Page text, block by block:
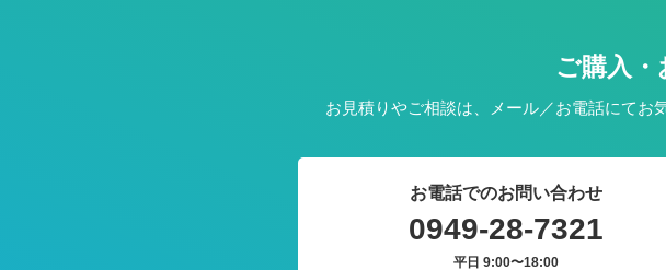
ご購入
お見積りやご相談は、メール／お電話にてお
お電話でのお問い合わせ
0949-28-7321
平日 9:00〜18:00